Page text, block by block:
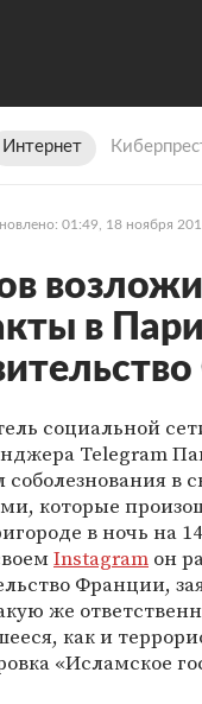
Интернет
01:49, 18 ноября
в
социальной
Telegram
в
которые
в ночь на
Instagram он
Франции,
же
как и
«Исламское